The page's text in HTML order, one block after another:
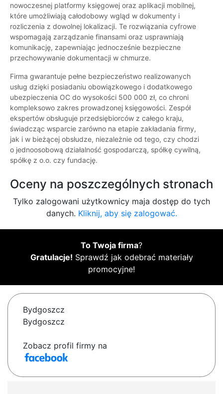
nowoczesnej platformy księgowej oraz aplikacji mobilnej,
które umożliwiają całodobowy wgląd w dokumenty i
rozliczenia z dowolnej lokalizacji. Te rozwiązania cyfrowe
wspomagają zarządzanie finansami oraz usprawniają
komunikację, zapewniając jednocześnie bezpieczne
przechowywanie dokumentacji w chmurze.
Firma gwarantuje pełne bezpieczeństwo realizowanych
usług dzięki posiadaniu obowiązkowego i dodatkowego
ubezpieczenia OC do wysokości 500 000 zł, co chroni
kompleksowo zakres prowadzonej księgowości. Zespół
ekspertów obsługuje przedsiębiorców z całego kraju,
świadcząc wsparcie zarówno na etapie zakładania firmy,
jak i w bieżącej obsłudze, niezależnie od tego, czy chodzi
o jednoosobową działalność gospodarczą, spółkę cywilną,
spółkę z o.o. czy fundację.
Oceny na poszczególnych stronach
Tylko zalogowani użytkownicy maja dostęp do tych
danych. Kliknij, aby się zalogować.
To Twoja firma?
Gratulacje! Sprawdź jak odebrać materiały
promocyjne!
Bydgoszcz
Bydgoszcz
Zobacz profil firmy na